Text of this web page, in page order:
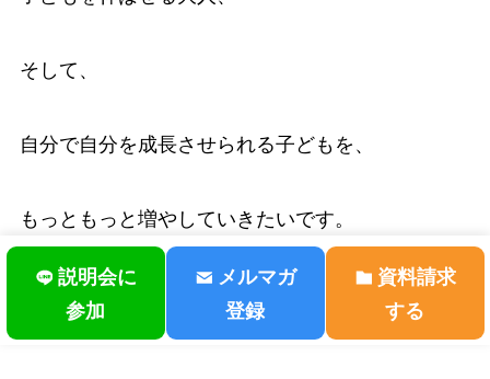
そして、
自分で自分を成長させられる子どもを、
もっともっと増やしていきたいです。
説明会に
参加
メルマガ
登録
資料請求
する